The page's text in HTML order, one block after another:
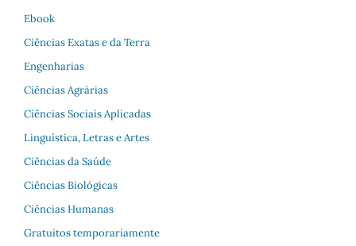
Ebook
Ciências Exatas e da Terra
Engenharias
Ciências Agrárias
Ciências Sociais Aplicadas
Linguística, Letras e Artes
Ciências da Saúde
Ciências Biológicas
Ciências Humanas
Gratuitos temporariamente